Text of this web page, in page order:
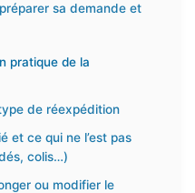
sa demande et
pratique de la
de réexpédition
et ce qui ne l’est pas
colis…)
ou modifier le